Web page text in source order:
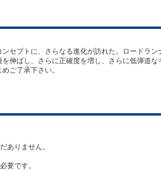
セプトに、さらなる進化が訪れた。ロードラ
伸ばし、さらに正確度を増し、さらに低弾道
ご了承下さい。
ありません。
要です。